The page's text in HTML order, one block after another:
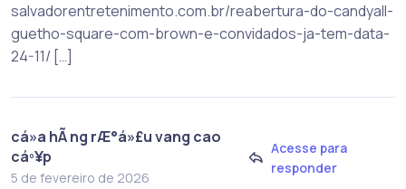
salvadorentretenimento.com.br/reabertura-do-candyall-
guetho-square-com-brown-e-convidados-ja-tem-data-
24-11/ […]
cá»­a hÃ ng rÆ°á»£u vang cao
cáº¥p
5 de fevereiro de 2026
Acesse para
responder